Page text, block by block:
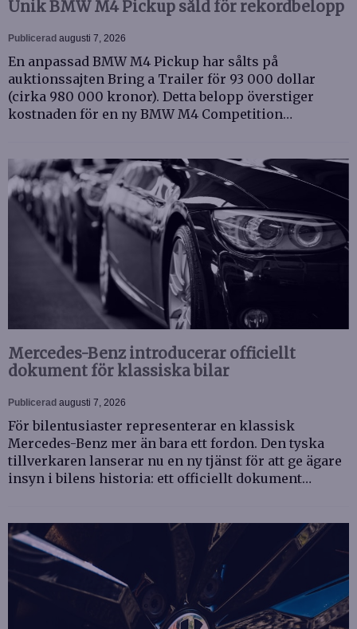
Unik BMW M4 Pickup såld för rekordbelopp
Publicerad augusti 7, 2026
En anpassad BMW M4 Pickup har sålts på
auktionssajten Bring a Trailer för 93 000 dollar
(cirka 980 000 kronor). Detta belopp överstiger
kostnaden för en ny BMW M4 Competition…
Mercedes-Benz introducerar officiellt
dokument för klassiska bilar
Publicerad augusti 7, 2026
För bilentusiaster representerar en klassisk
Mercedes-Benz mer än bara ett fordon. Den tyska
tillverkaren lanserar nu en ny tjänst för att ge ägare
insyn i bilens historia: ett officiellt dokument…